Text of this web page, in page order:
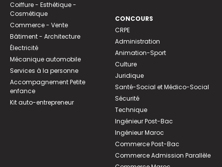
Coiffure - Esthétique -
Cosmétique
Commerce - Vente
Bâtiment - Architecture
Électricité
Mécanique automobile
Services à la personne
Accompagnement Petite
enfance
Kit auto-entrepreneur
CONCOURS
CRPE
Administration
Animation-Sport
Culture
Juridique
Santé-Social et Médico-Social
Sécurité
Technique
Ingénieur Post-Bac
Ingénieur Maroc
Commerce Post-Bac
Commerce Admission Parallèle